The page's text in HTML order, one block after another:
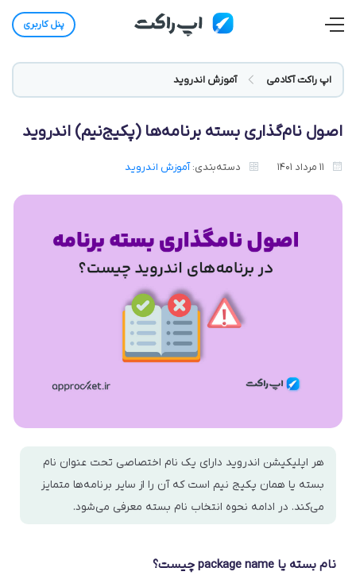
پنل کاربری
اپ راکت آکادمی آموزش اندروید
اصول نام‌گذاری بسته برنامه‌ها (پکیج‌نیم) اندروید
11 مرداد 1401 دسته‌بندی:آموزش اندروید
هر اپلیکیشن اندروید دارای یک نام اختصاصی تحت عنوان نام
بسته یا همان پکیج نیم است که آن را از سایر برنامه‌ها متمایز
می‌کند. در ادامه نحوه انتخاب نام بسته معرفی می‌شود.
نام بسته یا package name چیست؟